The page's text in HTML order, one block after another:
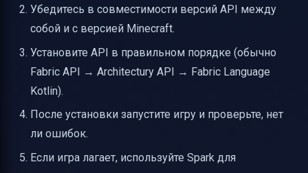
Убедитесь в совместимости версий API между
собой и с версией Minecraft.
Установите API в правильном порядке (обычно
Fabric API → Architectury API → Fabric Language
Kotlin).
После установки запустите игру и проверьте, нет
ли ошибок.
Если игра лагает, используйте Spark для